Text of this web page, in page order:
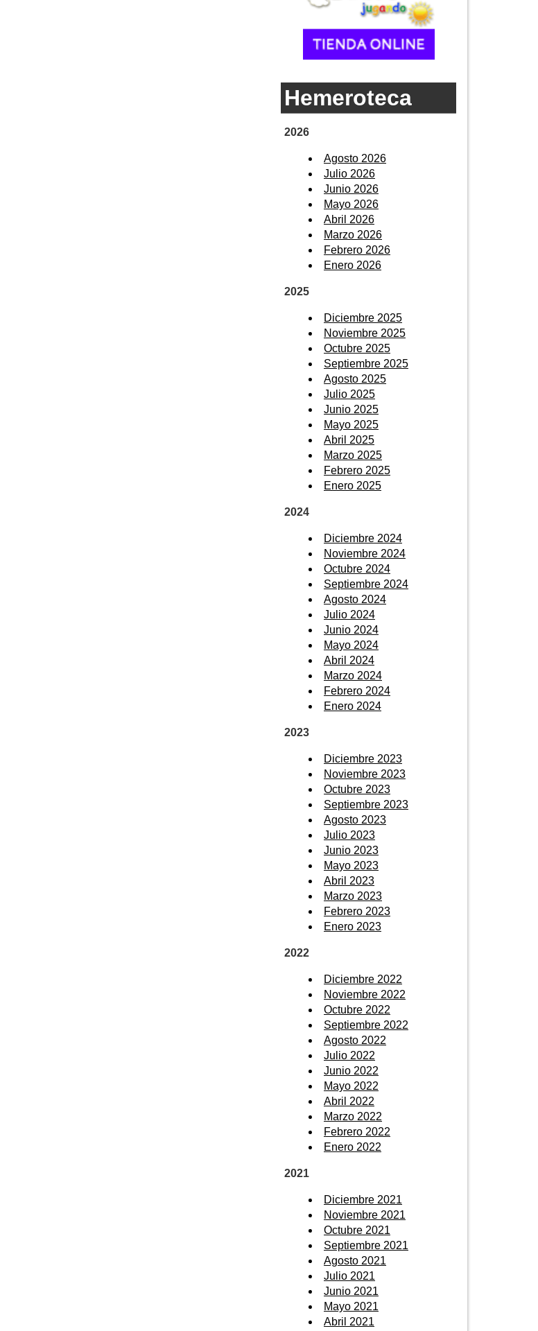
Hemeroteca
2026
Agosto 2026
Julio 2026
Junio 2026
Mayo 2026
Abril 2026
Marzo 2026
Febrero 2026
Enero 2026
2025
Diciembre 2025
Noviembre 2025
Octubre 2025
Septiembre 2025
Agosto 2025
Julio 2025
Junio 2025
Mayo 2025
Abril 2025
Marzo 2025
Febrero 2025
Enero 2025
2024
Diciembre 2024
Noviembre 2024
Octubre 2024
Septiembre 2024
Agosto 2024
Julio 2024
Junio 2024
Mayo 2024
Abril 2024
Marzo 2024
Febrero 2024
Enero 2024
2023
Diciembre 2023
Noviembre 2023
Octubre 2023
Septiembre 2023
Agosto 2023
Julio 2023
Junio 2023
Mayo 2023
Abril 2023
Marzo 2023
Febrero 2023
Enero 2023
2022
Diciembre 2022
Noviembre 2022
Octubre 2022
Septiembre 2022
Agosto 2022
Julio 2022
Junio 2022
Mayo 2022
Abril 2022
Marzo 2022
Febrero 2022
Enero 2022
2021
Diciembre 2021
Noviembre 2021
Octubre 2021
Septiembre 2021
Agosto 2021
Julio 2021
Junio 2021
Mayo 2021
Abril 2021